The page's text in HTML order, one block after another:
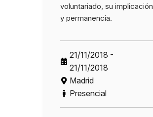
voluntariado, su implicación
y permanencia.
21/11/2018 -
21/11/2018
Madrid
Presencial